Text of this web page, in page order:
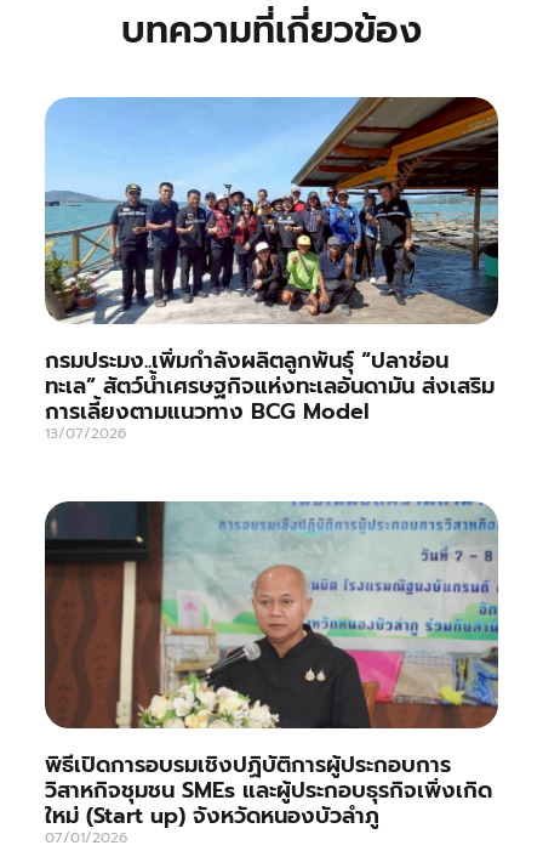
บทความที่เกี่ยวข้อง
กรมประมง..เพิ่มกำลังผลิตลูกพันธุ์ “ปลาช่อน
ทะเล” สัตว์น้ำเศรษฐกิจแห่งทะเลอันดามัน ส่งเสริม
การเลี้ยงตามแนวทาง BCG Model
13/07/2026
พิธีเปิดการอบรมเชิงปฏิบัติการผู้ประกอบการ
วิสาหกิจชุมชน SMEs และผู้ประกอบธุรกิจเพิ่งเกิด
ใหม่ (Start up) จังหวัดหนองบัวลำภู
07/01/2026